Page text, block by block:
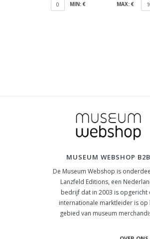
0 MIN: € MAX: €
MUSEUM WEBSHOP B2B
De Museum Webshop is
Lanzfeld Editions, een
bedrijf dat in 2003 is opgericht
internationale marktleider is op
gebied van museum